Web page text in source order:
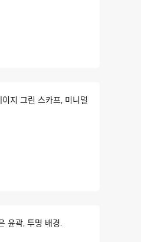
지 그린 스카프, 미니멀
윤곽, 투명 배경.